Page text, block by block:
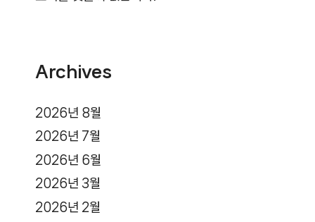
Archives
2026년 8월
2026년 7월
2026년 6월
2026년 3월
2026년 2월